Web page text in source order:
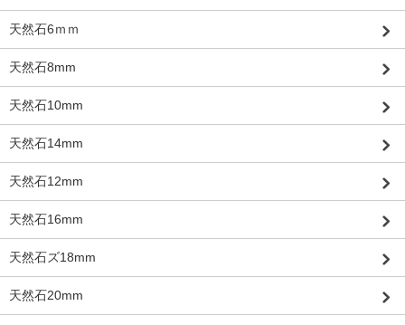
天然石6ｍｍ
天然石8mm
天然石10mm
天然石14mm
天然石12mm
天然石16mm
天然石ズ18mm
天然石20mm